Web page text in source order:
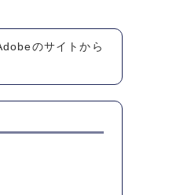
のサイトから